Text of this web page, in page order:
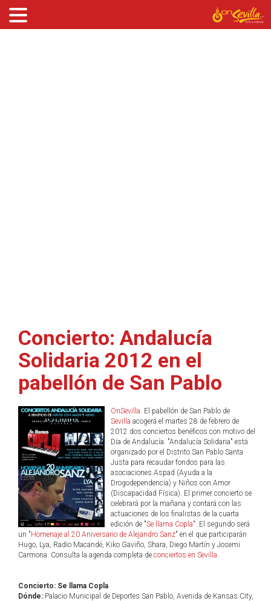
Concierto: Andalucía
Solidaria 2012 en el
pabellón de San Pablo
OnSevilla. El pabellón de San Pablo de
Sevilla acogerá el martes 28 de febrero de
2012 dos conciertos benéficos con motivo del
Día de Andalucía. "Andalucía Solidaria" está
organizado por el Distrito San Pablo Santa
Justa para recaudar fondos para las
asociaciones Aspad (Ayuda a la
Drogodependencia) y Niños con Amor
(Discapacidad Física). El primer concierto se
celebrará por la mañana y contará con las
actuaciones de los finalistas de la cuarta
edición de "Se llama Copla". El segundo será
un "Homenaje al 20 Aniversario de Alejandro Sanz" en el que participarán
Hugo, Lya, Radio Macandé, Kiko Gaviño, Shara, Diego Martín y Josemi
Carmona. Consulta la agenda completa de conciertos en Sevilla.
Concierto: Se llama Copla
Dónde: Palacio Municipal de Deportes San Pablo, Avenida de Kansas City,